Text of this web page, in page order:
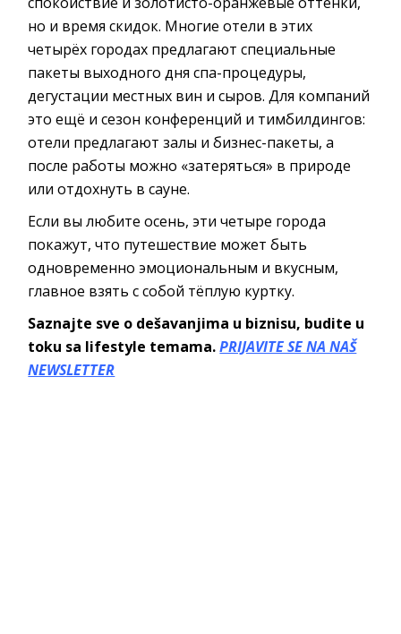
но и время скидок. Многие отели в этих
четырёх городах предлагают специальные
пакеты выходного дня спа-процедуры,
дегустации местных вин и сыров. Для компаний
это ещё и сезон конференций и тимбилдингов:
отели предлагают залы и бизнес-пакеты, а
после работы можно «затеряться» в природе
или отдохнуть в сауне.
Если вы любите осень, эти четыре города
покажут, что путешествие может быть
одновременно эмоциональным и вкусным,
главное взять с собой тёплую куртку.
Saznajte sve o dešavanjima u biznisu, budite u
toku sa lifestyle temama.PRIJAVITE SE NA NAŠ
NEWSLETTER